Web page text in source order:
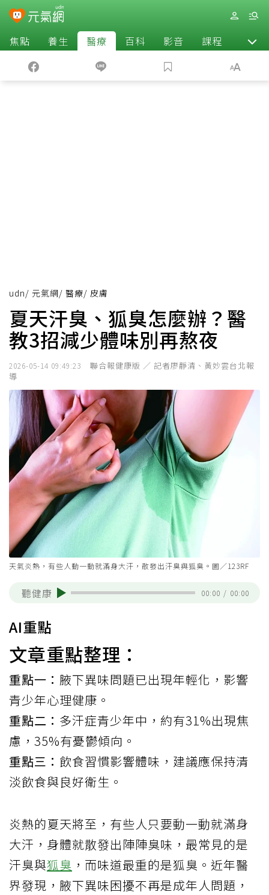
焦點 養生 醫療 百科 影音 課程 退休
udn/ 元氣網/ 醫療/ 皮膚
夏天汗臭、狐臭怎麼辦？醫
教3招減少體味別再熬夜
2026-05-14 09:49:23
聯合報健康版 ／ 記者廖靜清、黃妙雲台北報
導
天氣炎熱，有些人動一動就滿身大汗，散發出汗臭與狐臭。圖／123RF
聽健康 00:00 / 00:00
AI重點
文章重點整理：
重點一： 腋下異味問題已出現年輕化，影響
青少年心理健康。
重點二： 多汗症青少年中，約有31%出現焦
慮，35%有憂鬱傾向。
重點三： 飲食習慣影響體味，建議應保持清
淡飲食與良好衛生。
炎熱的夏天將至，有些人只要動一動就滿身
大汗，身體就散發出陣陣臭味，最常見的是
汗臭與狐臭 ，而味道最重的是狐臭。近年醫
界發現，腋下異味困擾不再是成年人問題，